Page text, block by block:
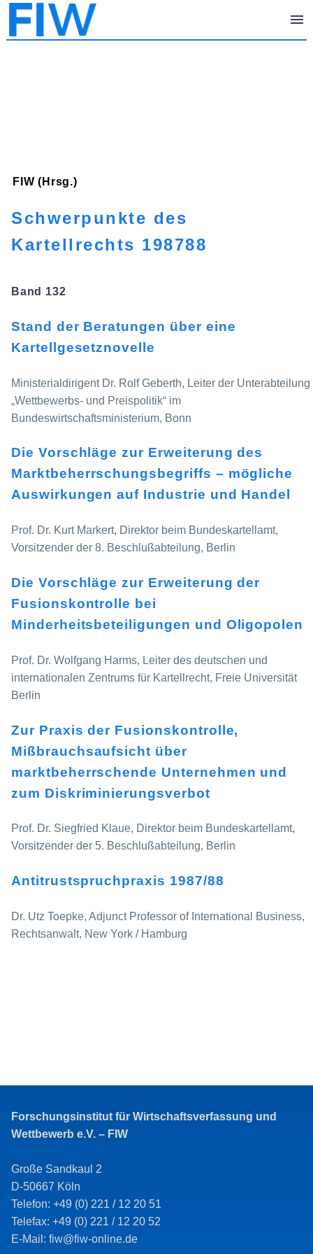
FIW (Hrsg.)
Schwerpunkte des
Kartellrechts 198788
Band 132
Stand der Beratungen über eine
Kartellgesetznovelle
Ministerialdirigent Dr. Rolf Geberth, Leiter der Unterabteilung
„Wettbewerbs- und Preispolitik“ im
Bundeswirtschaftsministerium, Bonn
Die Vorschläge zur Erweiterung des
Marktbeherrschungsbegriffs – mögliche
Auswirkungen auf Industrie und Handel
Prof. Dr. Kurt Markert, Direktor beim Bundeskartellamt,
Vorsitzender der 8. Beschlußabteilung, Berlin
Die Vorschläge zur Erweiterung der
Fusionskontrolle bei
Minderheitsbeteiligungen und Oligopolen
Prof. Dr. Wolfgang Harms, Leiter des deutschen und
internationalen Zentrums für Kartellrecht, Freie Universität
Berlin
Zur Praxis der Fusionskontrolle,
Mißbrauchsaufsicht über
marktbeherrschende Unternehmen und
zum Diskriminierungsverbot
Prof. Dr. Siegfried Klaue, Direktor beim Bundeskartellamt,
Vorsitzender der 5. Beschlußabteilung, Berlin
Antitrustspruchpraxis 1987/88
Dr. Utz Toepke, Adjunct Professor of International Business,
Rechtsanwalt, New York / Hamburg
Forschungsinstitut für Wirtschaftsverfassung und
Wettbewerb e.V. – FIW
Große Sandkaul 2
D-50667 Köln
Telefon: +49 (0) 221 / 12 20 51
Telefax: +49 (0) 221 / 12 20 52
E-Mail: fiw@fiw-online.de